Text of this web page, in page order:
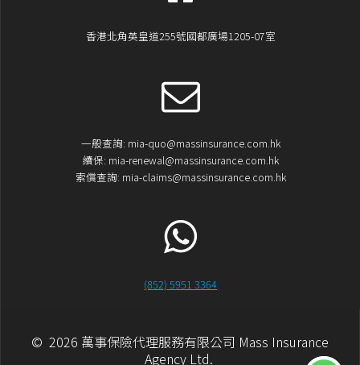
香港北角英皇道255號國都廣場1205-07室
一般查詢: mia-quo@massinsurance.com.hk
續保: mia-renewal@massinsurance.com.hk
索償查詢: mia-claims@massinsurance.com.hk
(852) 5951 3364
© 2026 萬事保險代理服務有限公司 Mass Insurance
Agency Ltd.